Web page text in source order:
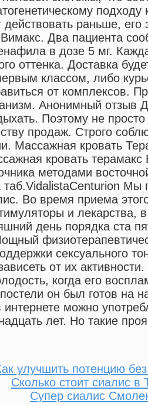
раньше,
Два пациента
в дозе 5 мг.
оттенка. Доставка
классом, либо
от комплексов.
Анонимный отзыв
Поэтому не
продаж. Строго
Массажная кровать
кровать
методами
таб.VidalistaCenturion Мы
Во время приема
и лекарства,
день порядка ста
сексуального
от их
когда его
он был готов на
интернете можно
лет. Но такие
улучшить потенцию без
Сколько стоит сиалис в
Супер сиалис